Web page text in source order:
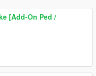
[Add-On Ped /